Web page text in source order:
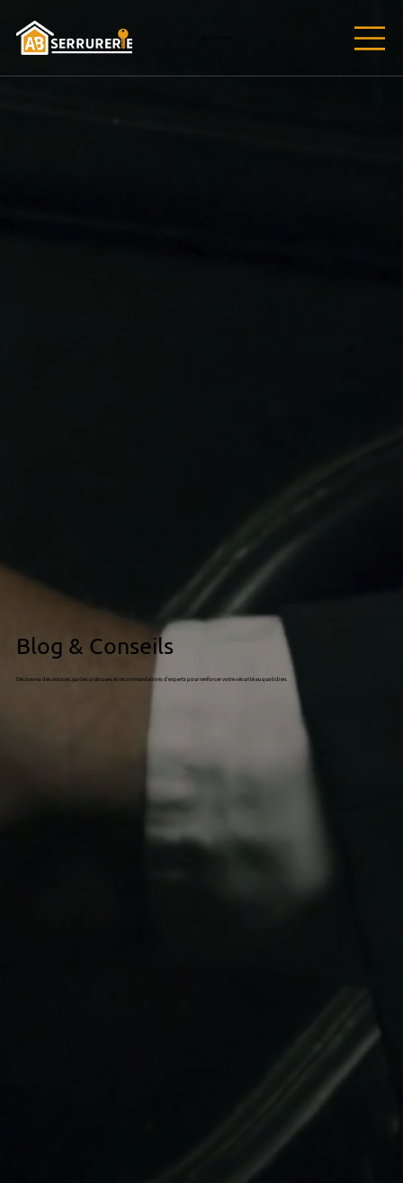
Blog & Conseils
Découvrez des astuces, guides pratiques et recommandations d’experts pour renforcer votre sécurité au quotidien.